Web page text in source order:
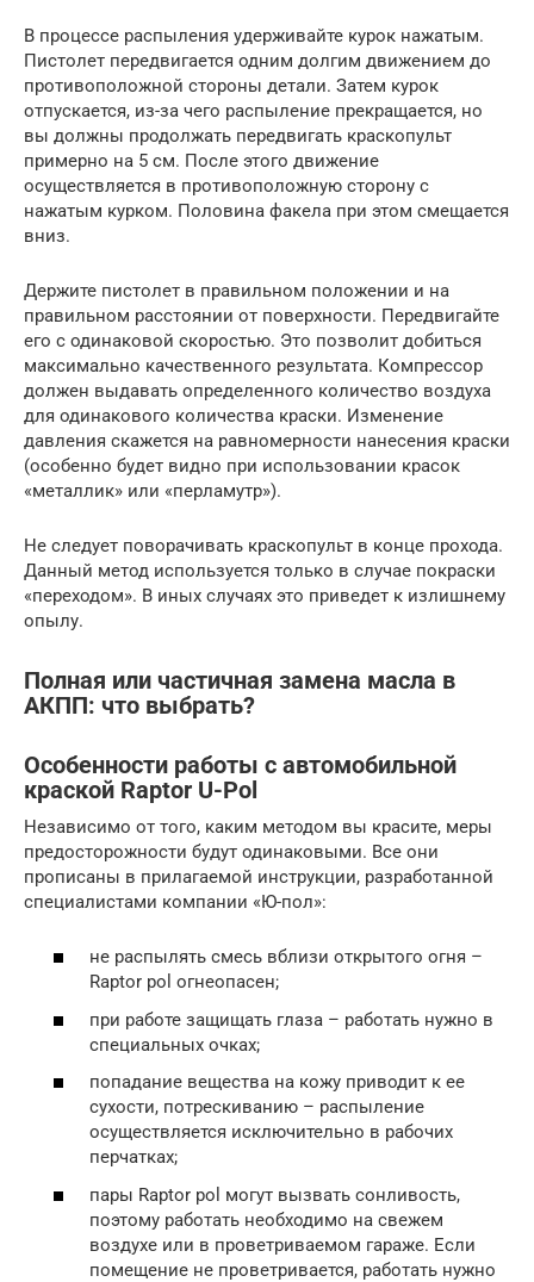
В процессе распыления удерживайте курок нажатым.
Пистолет передвигается одним долгим движением до
противоположной стороны детали. Затем курок
отпускается, из-за чего распыление прекращается, но
вы должны продолжать передвигать краскопульт
примерно на 5 см. После этого движение
осуществляется в противоположную сторону с
нажатым курком. Половина факела при этом смещается
вниз.
Держите пистолет в правильном положении и на
правильном расстоянии от поверхности. Передвигайте
его с одинаковой скоростью. Это позволит добиться
максимально качественного результата. Компрессор
должен выдавать определенного количество воздуха
для одинакового количества краски. Изменение
давления скажется на равномерности нанесения краски
(особенно будет видно при использовании красок
«металлик» или «перламутр»).
Не следует поворачивать краскопульт в конце прохода.
Данный метод используется только в случае покраски
«переходом». В иных случаях это приведет к излишнему
опылу.
Полная или частичная замена масла в
АКПП: что выбрать?
Особенности работы с автомобильной
краской Raptor U-Pol
Независимо от того, каким методом вы красите, меры
предосторожности будут одинаковыми. Все они
прописаны в прилагаемой инструкции, разработанной
специалистами компании «Ю-пол»:
не распылять смесь вблизи открытого огня –
Raptor pol огнеопасен;
при работе защищать глаза – работать нужно в
специальных очках;
попадание вещества на кожу приводит к ее
сухости, потрескиванию – распыление
осуществляется исключительно в рабочих
перчатках;
пары Raptor pol могут вызвать сонливость,
поэтому работать необходимо на свежем
воздухе или в проветриваемом гараже. Если
помещение не проветривается, работать нужно